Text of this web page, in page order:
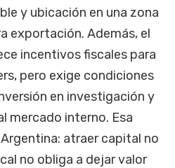
y ubicación en una zona
exportación. Además, el
incentivos fiscales para
pero exige condiciones
en investigación y
mercado interno. Esa
atraer capital no
no obliga a dejar valor